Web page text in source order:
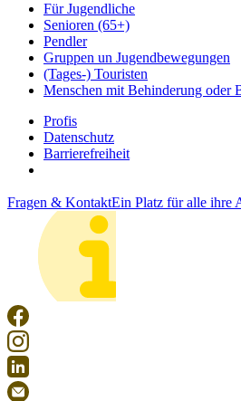
Für Jugendliche
Senioren (65+)
Pendler
Gruppen un Jugendbewegungen
(Tages-) Touristen
Menschen mit Behinderung oder
Profis
Datenschutz
Barrierefreiheit
Fragen & KontaktEin Platz für alle ihre